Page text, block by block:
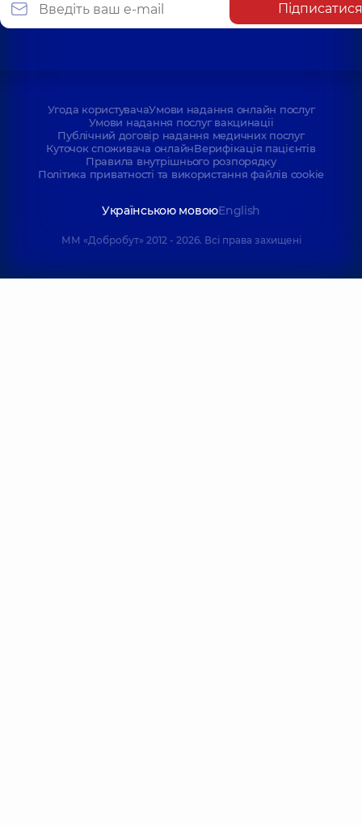
Підписатися
Угода користувачаУмови надання онлайн послуг
Умови надання послуг вакцинації
Публічний договір надання медичних послуг
Куточок споживача онлайнВерифікація пацієнтів
Правила внутрішнього розпорядку
Політика приватності та використання файлів cookie
Українською мовоюEnglish
ММ «Добробут» 2012 - 2026. Всі права захищені